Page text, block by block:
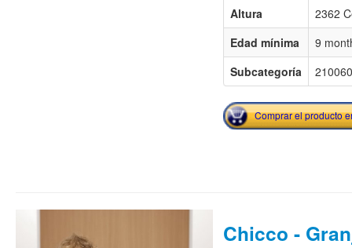
Altura
2362
Edad mínima
9
Subcategoría
Comprar el producto
Chicco -